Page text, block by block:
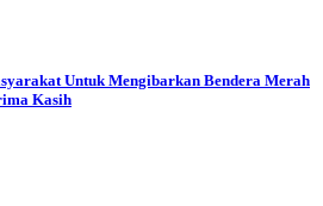
Untuk Mengibarkan Bendera Merah
Kasih